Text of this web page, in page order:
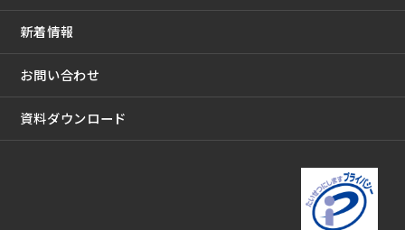
新着情報
お問い合わせ
資料ダウンロード